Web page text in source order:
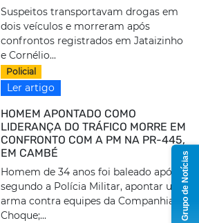
Suspeitos transportavam drogas em
dois veículos e morreram após
confrontos registrados em Jataizinho
e Cornélio...
Policial
Ler artigo
HOMEM APONTADO COMO
LIDERANÇA DO TRÁFICO MORRE EM
CONFRONTO COM A PM NA PR-445,
EM CAMBÉ
Homem de 34 anos foi baleado após,
segundo a Polícia Militar, apontar uma
arma contra equipes da Companhia de
Choque;...
Grupo de Notícias